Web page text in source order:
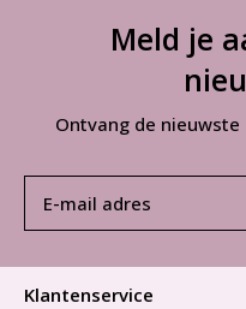
Meld je
Ontvang de
Klantenservice